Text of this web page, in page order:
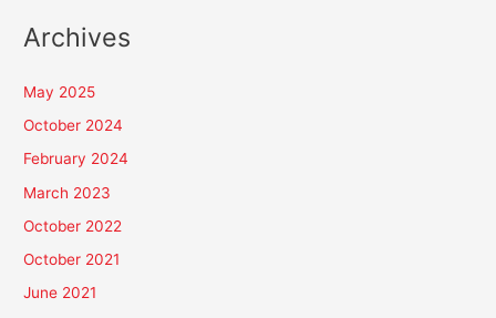
Archives
May 2025
October 2024
February 2024
March 2023
October 2022
October 2021
June 2021